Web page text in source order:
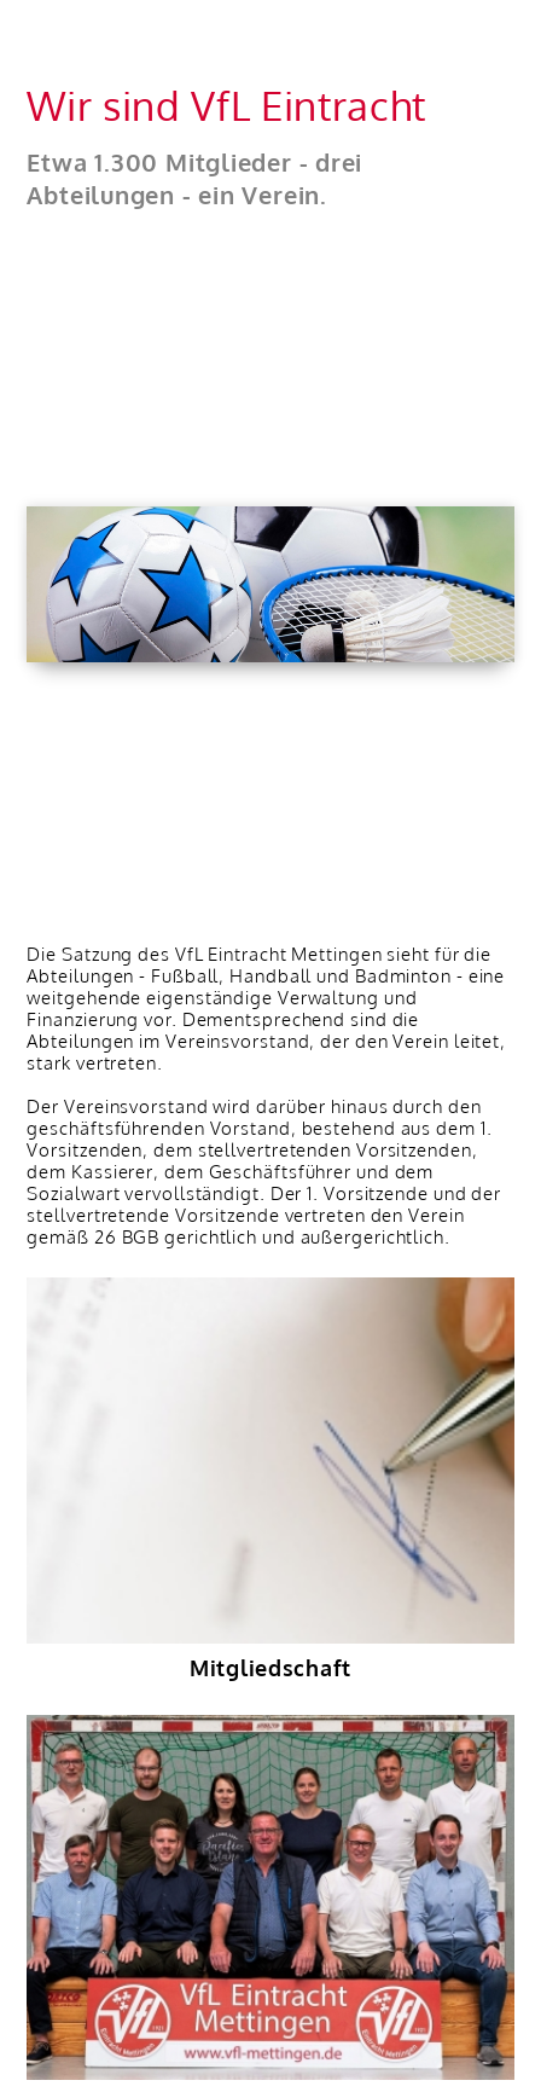
Wir sind VfL Eintracht
Etwa 1.300 Mitglieder - drei
Abteilungen - ein Verein.
Die Satzung des VfL Eintracht Mettingen sieht für die
Abteilungen - Fußball, Handball und Badminton - eine
weitgehende eigenständige Verwaltung und
Finanzierung vor. Dementsprechend sind die
Abteilungen im Vereinsvorstand, der den Verein leitet,
stark vertreten.
Der Vereinsvorstand wird darüber hinaus durch den
geschäftsführenden Vorstand, bestehend aus dem 1.
Vorsitzenden, dem stellvertretenden Vorsitzenden,
dem Kassierer, dem Geschäftsführer und dem
Sozialwart vervollständigt. Der 1. Vorsitzende und der
stellvertretende Vorsitzende vertreten den Verein
gemäß 26 BGB gerichtlich und außergerichtlich.
Mitgliedschaft